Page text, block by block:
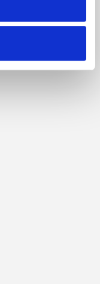
FOR OLIVE
ARTICHOKE
€15,40